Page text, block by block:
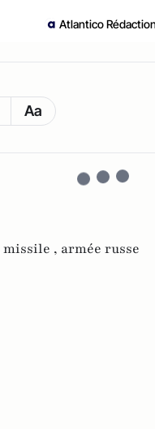
Atlantico
Aa
missile , armée russe